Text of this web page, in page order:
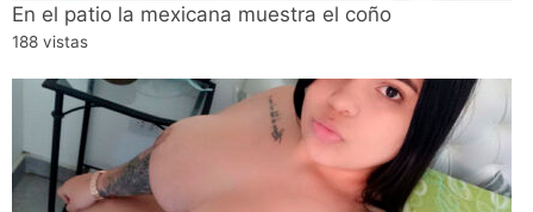
En el patio la mexicana muestra el coño
188 vistas